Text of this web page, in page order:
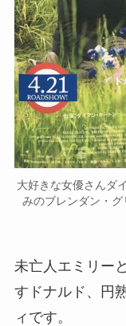
大好きな女優さんダ
みのブレンダン・
未亡人エミリー
すドナルド、円
ィです。